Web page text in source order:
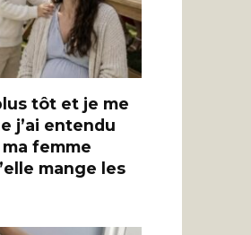
tôt et je me
j’ai entendu
femme
mange les